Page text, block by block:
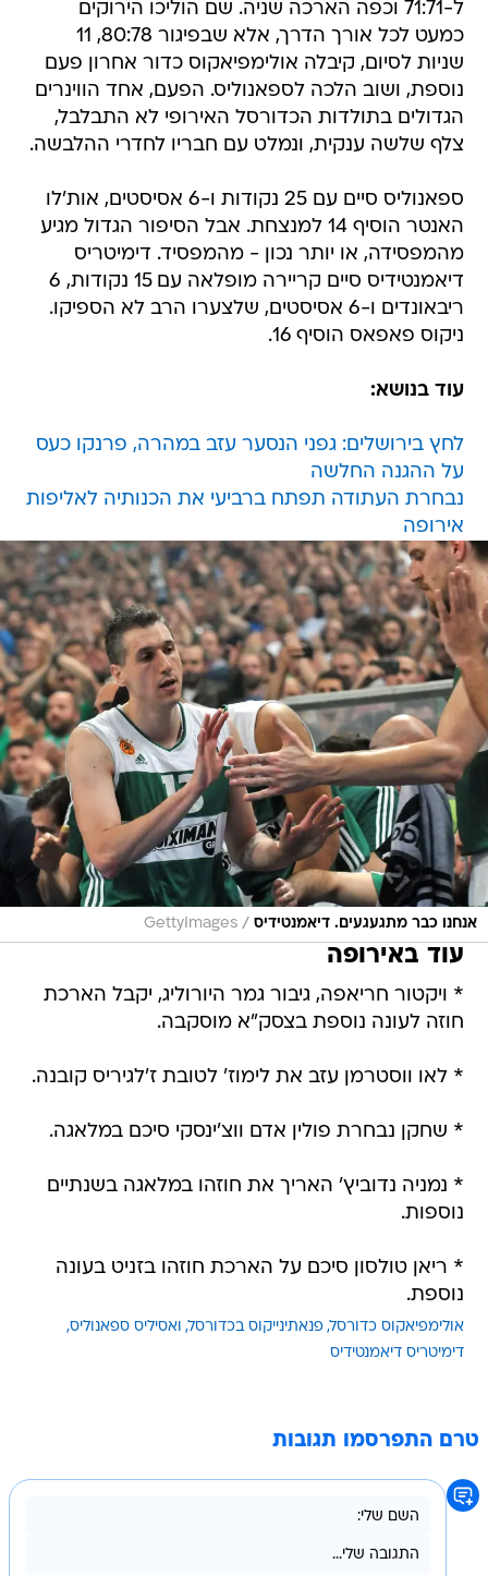
ל-71:71 וכפה הארכה שניה. שם הוליכו הירוקים
כמעט לכל אורך הדרך, אלא שבפיגור 80:78, 11
שניות לסיום, קיבלה אולימפיאקוס כדור אחרון פעם
נוספת, ושוב הלכה לספאנוליס. הפעם, אחד הווינרים
הגדולים בתולדות הכדורסל האירופי לא התבלבל,
צלף שלשה ענקית, ונמלט עם חבריו לחדרי ההלבשה.
ספאנוליס סיים עם 25 נקודות ו-6 אסיסטים, אות'לו
האנטר הוסיף 14 למנצחת. אבל הסיפור הגדול מגיע
מהמפסידה, או יותר נכון - מהמפסיד. דימיטריס
דיאמנטידיס סיים קריירה מופלאה עם 15 נקודות, 6
ריבאונדים ו-6 אסיסטים, שלצערו הרב לא הספיקו.
ניקוס פאפאס הוסיף 16.
עוד בנושא:
לחץ בירושלים: גפני הנסער עזב במהרה, פרנקו כעס
על ההגנה החלשה
נבחרת העתודה תפתח ברביעי את הכנותיה לאליפות
אירופה
אנחנו כבר מתגעגעים. דיאמנטידיס /
GettyImages
עוד באירופה
* ויקטור חריאפה, גיבור גמר היורוליג, יקבל הארכת
חוזה לעונה נוספת בצסק"א מוסקבה.
* לאו ווסטרמן עזב את לימוז' לטובת ז'לגיריס קובנה.
* שחקן נבחרת פולין אדם ווצ'ינסקי סיכם במלאגה.
* נמניה נדוביץ' האריך את חוזהו במלאגה בשנתיים
נוספות.
* ריאן טולסון סיכם על הארכת חוזהו בזניט בעונה
נוספת.
אולימפיאקוס כדורסל פנאתינייקוס בכדורסל
ואסיליס ספאנוליס
דימיטריס דיאמנטידיס
טרם התפרסמו תגובות